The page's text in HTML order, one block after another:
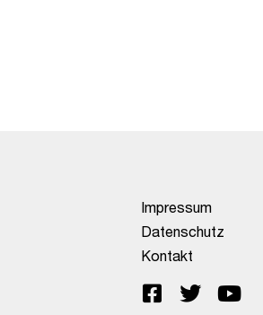
Impressum
Datenschutz
Kontakt